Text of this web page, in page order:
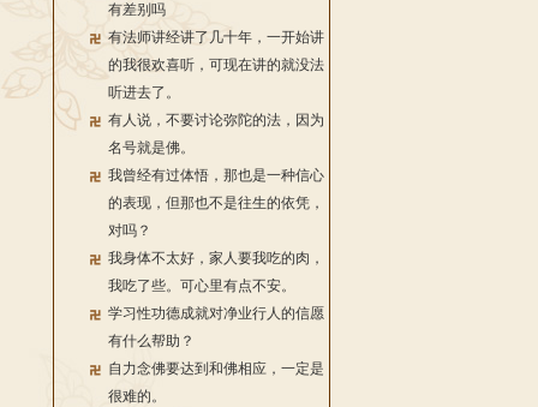
有差别吗
有法师讲经讲了几十年，一开始讲
的我很欢喜听，可现在讲的就没法
听进去了。
有人说，不要讨论弥陀的法，因为
名号就是佛。
我曾经有过体悟，那也是一种信心
的表现，但那也不是往生的依凭，
对吗？
我身体不太好，家人要我吃的肉，
我吃了些。可心里有点不安。
学习性功德成就对净业行人的信愿
有什么帮助？
自力念佛要达到和佛相应，一定是
很难的。